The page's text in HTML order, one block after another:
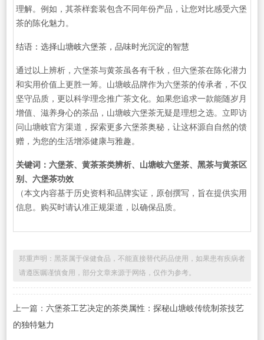
理解。例如，其茶样套装包含不同年份产品，让您对比感受六堡
茶的陈化魅力。
结语：选择山塘岐六堡茶，品味时光沉淀的智慧
通过以上辨析，六堡茶与黄茶虽各有千秋，但六堡茶在陈化潜力
和实用价值上更胜一筹。山塘岐品牌作为六堡茶的传承者，不仅
坚守品质，更以科学理念推广茶文化。如果您追求一款能随岁月
增值、滋养身心的茶品，山塘岐六堡茶无疑是理想之选。立即访
问山塘岐官方渠道，探索更多六堡茶奥秘，让这杯源自自然的馈
赠，为您的生活增添健康与雅趣。
关键词：六堡茶、黄茶茶类辨析、山塘岐六堡茶、黑茶与黄茶区
别、六堡茶功效
（本文内容基于历史资料和品牌实证，原创撰写，旨在提供实用
信息。购买时请认准正规渠道，以确保品质。
郑重声明：黑茶属于保健食品，不能直接替代药品使用，如果患有疾病者
请遵医嘱谨慎食用，部分文章来源于网络，仅作为参考。
上一篇： 六堡茶工艺决定的茶类属性：探秘山塘岐传统制茶技艺
的独特魅力